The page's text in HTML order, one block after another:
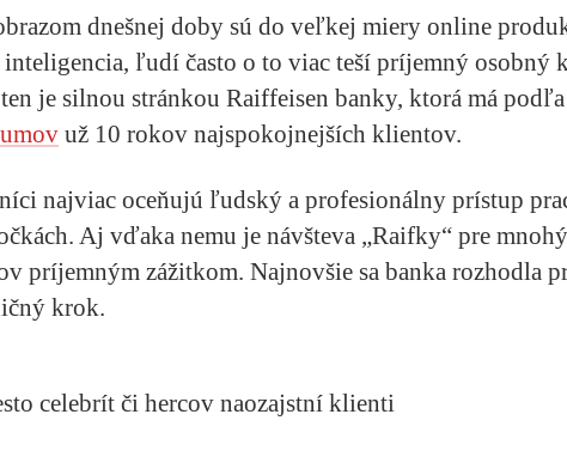
dnešnej doby sú do veľkej miery online
inteligencia, ľudí často o to viac teší príjemný osobný
je silnou stránkou Raiffeisen banky, ktorá má podľa
už 10 rokov najspokojnejších klientov.
najviac oceňujú ľudský a profesionálny prístup
Aj vďaka nemu je návšteva „Raifky“ pre
príjemným zážitkom. Najnovšie sa banka rozhodla
krok.
celebrít či hercov naozajstní klienti